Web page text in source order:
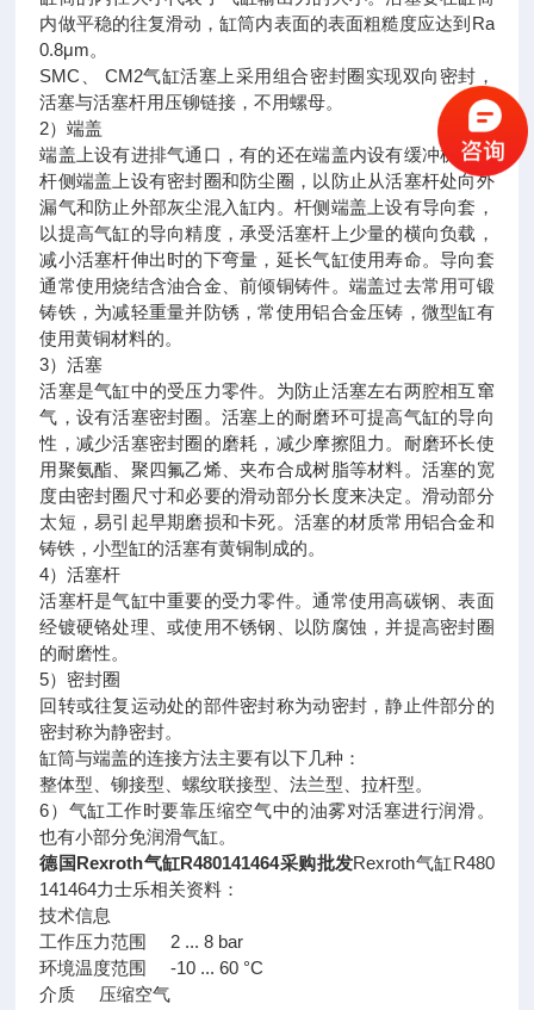
内做平稳的往复滑动，缸筒内表面的表面粗糙度应达到Ra
0.8μm。
SMC、 CM2气缸活塞上采用组合密封圈实现双向密封，
活塞与活塞杆用压铆链接，不用螺母。
2）端盖
端盖上设有进排气通口，有的还在端盖内设有缓冲机构。
杆侧端盖上设有密封圈和防尘圈，以防止从活塞杆处向外
漏气和防止外部灰尘混入缸内。杆侧端盖上设有导向套，
以提高气缸的导向精度，承受活塞杆上少量的横向负载，
减小活塞杆伸出时的下弯量，延长气缸使用寿命。导向套
通常使用烧结含油合金、前倾铜铸件。端盖过去常用可锻
铸铁，为减轻重量并防锈，常使用铝合金压铸，微型缸有
使用黄铜材料的。
3）活塞
活塞是气缸中的受压力零件。为防止活塞左右两腔相互窜
气，设有活塞密封圈。活塞上的耐磨环可提高气缸的导向
性，减少活塞密封圈的磨耗，减少摩擦阻力。耐磨环长使
用聚氨酯、聚四氟乙烯、夹布合成树脂等材料。活塞的宽
度由密封圈尺寸和必要的滑动部分长度来决定。滑动部分
太短，易引起早期磨损和卡死。活塞的材质常用铝合金和
铸铁，小型缸的活塞有黄铜制成的。
4）活塞杆
活塞杆是气缸中重要的受力零件。通常使用高碳钢、表面
经镀硬铬处理、或使用不锈钢、以防腐蚀，并提高密封圈
的耐磨性。
5）密封圈
回转或往复运动处的部件密封称为动密封，静止件部分的
密封称为静密封。
缸筒与端盖的连接方法主要有以下几种：
整体型、铆接型、螺纹联接型、法兰型、拉杆型。
6）气缸工作时要靠压缩空气中的油雾对活塞进行润滑。
也有小部分免润滑气缸。
德国Rexroth气缸R480141464采购批发Rexroth气缸R480
141464力士乐相关资料：
技术信息
工作压力范围 2 ... 8 bar
环境温度范围 -10 ... 60 °C
介质 压缩空气